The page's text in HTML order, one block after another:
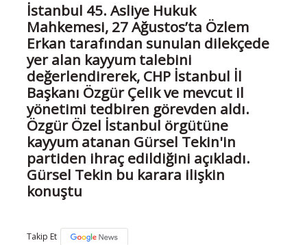
İstanbul 45. Asliye Hukuk
Mahkemesi, 27 Ağustos’ta Özlem
Erkan tarafından sunulan dilekçede
yer alan kayyum talebini
değerlendirerek, CHP İstanbul İl
Başkanı Özgür Çelik ve mevcut il
yönetimi tedbiren görevden aldı.
Özgür Özel İstanbul örgütüne
kayyum atanan Gürsel Tekin'in
partiden ihraç edildiğini açıkladı.
Gürsel Tekin bu karara ilişkin
konuştu
Takip Et